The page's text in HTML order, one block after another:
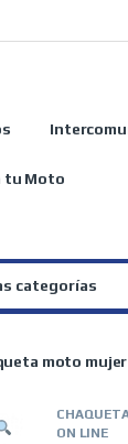
tu Moto
moto
ON LINE